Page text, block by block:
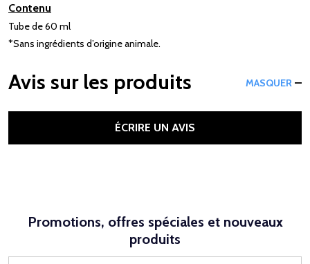
Contenu
Tube de 60 ml
*Sans ingrédients d’origine animale.
Avis sur les produits MASQUER
ÉCRIRE UN AVIS
Promotions, offres spéciales et nouveaux
produits